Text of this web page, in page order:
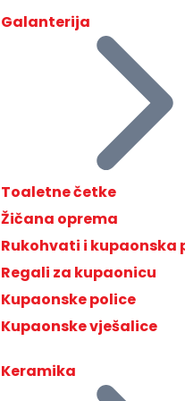
Galanterija
Toaletne četke
Žičana oprema
Rukohvati i kupaonska
Regali za kupaonicu
Kupaonske police
Kupaonske vješalice
Keramika